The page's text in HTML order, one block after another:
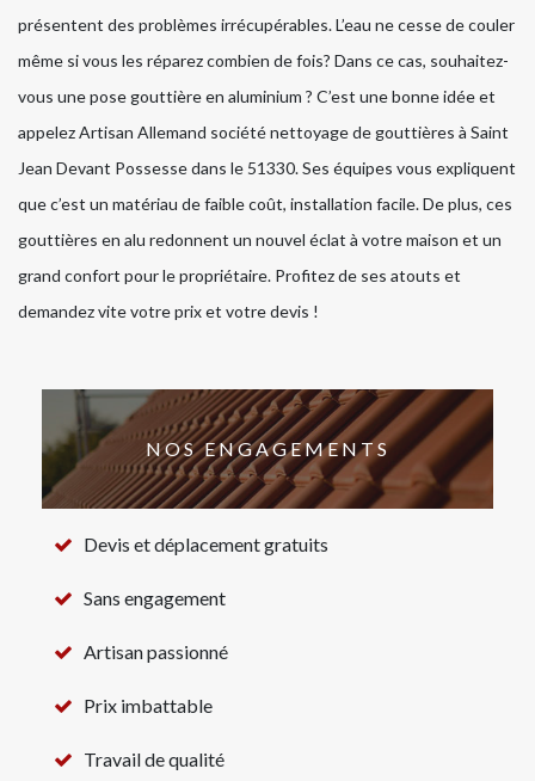
présentent des problèmes irrécupérables. L’eau ne cesse de couler
même si vous les réparez combien de fois? Dans ce cas, souhaitez-
vous une pose gouttière en aluminium ? C’est une bonne idée et
appelez Artisan Allemand société nettoyage de gouttières à Saint
Jean Devant Possesse dans le 51330. Ses équipes vous expliquent
que c’est un matériau de faible coût, installation facile. De plus, ces
gouttières en alu redonnent un nouvel éclat à votre maison et un
grand confort pour le propriétaire. Profitez de ses atouts et
demandez vite votre prix et votre devis !
NOS ENGAGEMENTS
Devis et déplacement gratuits
Sans engagement
Artisan passionné
Prix imbattable
Travail de qualité